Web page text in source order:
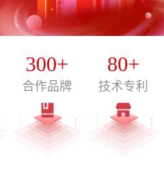
300+
合作品牌
80+
技术专利